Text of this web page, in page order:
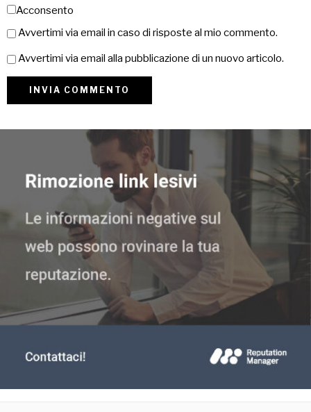
Acconsento
Avvertimi via email in caso di risposte al mio commento.
Avvertimi via email alla pubblicazione di un nuovo articolo.